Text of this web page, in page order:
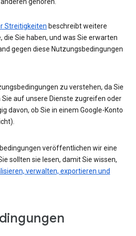
Streitigkeiten beschreibt weitere
die Sie haben, und was Sie erwarten
gegen diese Nutzungsbedingungen
zu verstehen, da Sie
auf unsere Dienste zugreifen oder
davon, ob Sie in einem Google-Konto
veröffentlichen wir eine
Sie sollten sie lesen, damit Sie wissen,
verwalten, exportieren und